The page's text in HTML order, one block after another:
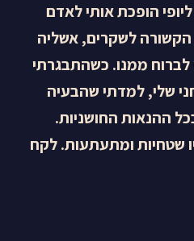
הופכת אותי לאדם
הקשורה לשקרים, אשליה
לברוח ממנו. כשהתבגרתי
שלי, למדתי שהבעיה
ההנאות החושניות.
שטחיות ומתעתעות. לקח